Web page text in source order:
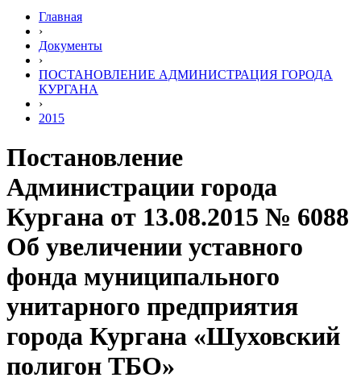
Главная
›
Документы
›
ПОСТАНОВЛЕНИЕ АДМИНИСТРАЦИЯ ГОРОДА
КУРГАНА
›
2015
Постановление
Администрации города
Кургана от 13.08.2015 № 6088
Об увеличении уставного
фонда муниципального
унитарного предприятия
города Кургана «Шуховский
полигон ТБО»